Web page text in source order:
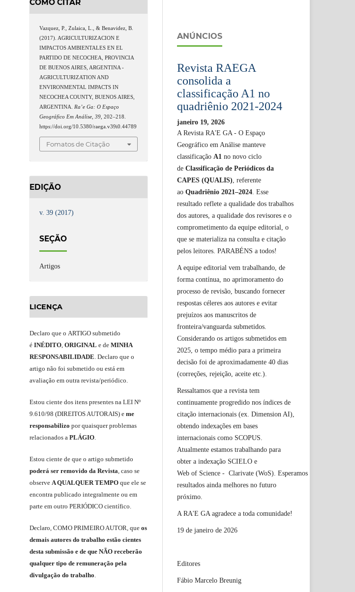
COMO CITAR
Vazquez, P., Zulaica, L., & Benavidez, B.
(2017). AGRICULTURIZACION E
IMPACTOS AMBIENTALES EN EL
PARTIDO DE NECOCHEA, PROVINCIA
DE BUENOS AIRES, ARGENTINA -
AGRICULTURIZATION AND
ENVIRONMENTAL IMPACTS IN
NECOCHEA COUNTY, BUENOS AIRES,
ARGENTINA. Ra’e Ga: O Espaço
Geográfico Em Análise ,39 , 202–218.
https://doi.org/10.5380/raega.v39i0.44789
Fomatos de Citação
EDIÇÃO
v. 39 (2017)
SEÇÃO
Artigos
LICENÇA
Declaro que o ARTIGO submetido
é INÉDITO, ORIGINAL e de MINHA
RESPONSABILIDADE. Declaro que o
artigo não foi submetido ou está em
avaliação em outra revista/periódico.
Estou ciente dos itens presentes na LEI Nº
9.610/98 (DIREITOS AUTORAIS) e me
responsabilizo por quaisquer problemas
relacionados a PLÁGIO.
Estou ciente de que o artigo submetido
poderá ser removido da Revista, caso se
observe A QUALQUER TEMPO que ele se
encontra publicado integralmente ou em
parte em outro PERIÓDICO científico.
Declaro, COMO PRIMEIRO AUTOR, que os
demais autores do trabalho estão cientes
desta submissão e de que NÃO receberão
qualquer tipo de remuneração pela
divulgação do trabalho.
ANÚNCIOS
Revista RAEGA
consolida a
classificação A1 no
quadriênio 2021-2024
janeiro 19, 2026
A Revista RA'E GA - O Espaço
Geográfico em Análise manteve
classificação A1 no novo ciclo
de Classificação de Periódicos da
CAPES (QUALIS) , referente
ao Quadriênio 2021–2024 . Esse
resultado reflete a qualidade dos trabalhos
dos autores, a qualidade dos revisores e o
comprometimento da equipe editorial, o
que se materializa na consulta e citação
pelos leitores. PARABÉNS a todos!
A equipe editorial vem trabalhando, de
forma contínua, no aprimoramento do
processo de revisão, buscando fornecer
respostas céleres aos autores e evitar
prejuízos aos manuscritos de
fronteira/vanguarda submetidos.
Considerando os artigos submetidos em
2025, o tempo médio para a primeira
decisão foi de aproximadamente 40 dias
(correções, rejeição, aceite etc.).
Ressaltamos que a revista tem
continuamente progredido nos índices de
citação internacionais (ex. Dimension AI),
obtendo indexações em bases
internacionais como SCOPUS.
Atualmente estamos trabalhando para
obter a indexação SCIELO e
Web of Science - Clarivate (WoS). Esperamos
resultados ainda melhores no futuro
próximo.
A RA'E GA agradece a toda comunidade!
19 de janeiro de 2026
Editores
Fábio Marcelo Breunig